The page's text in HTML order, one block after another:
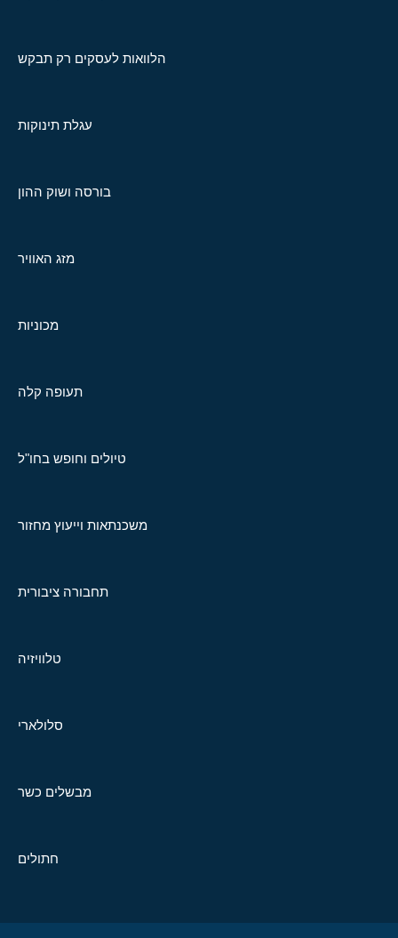
הלוואות לעסקים רק תבקש
עגלת תינוקות
בורסה ושוק ההון
מזג האוויר
מכוניות
תעופה קלה
טיולים וחופש בחו"ל
משכנתאות וייעוץ מחזור
תחבורה ציבורית
טלוויזיה
סלולארי
מבשלים כשר
חתולים